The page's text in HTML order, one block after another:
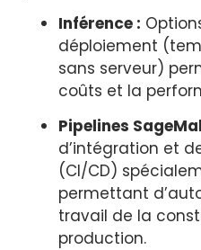
Inférence :
déploiement
sans serveur)
coûts et la
Pipelines
d’intégration et
(CI/CD)
permettant
travail de la
production.